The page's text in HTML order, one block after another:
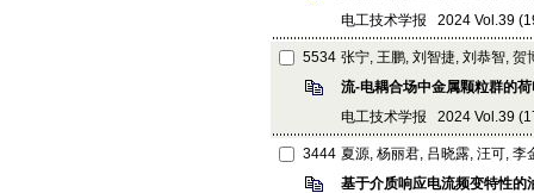
电工技术学报 2024 Vol.39
5534 张宁, 王鹏, 刘智捷, 刘恭智, 贺
流-电耦合场中金属颗粒群的
电工技术学报 2024 Vol.39
3444 夏源, 杨丽君, 吕晓露, 汪可, 李
基于介质响应电流频变特性的